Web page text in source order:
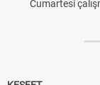
Cumartesi